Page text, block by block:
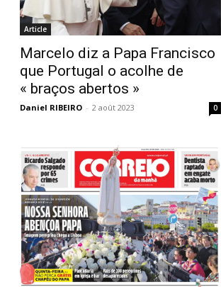
Article
Marcelo diz a Papa Francisco
que Portugal o acolhe de
« braços abertos »
Daniel RIBEIRO - 2 août 2023 0